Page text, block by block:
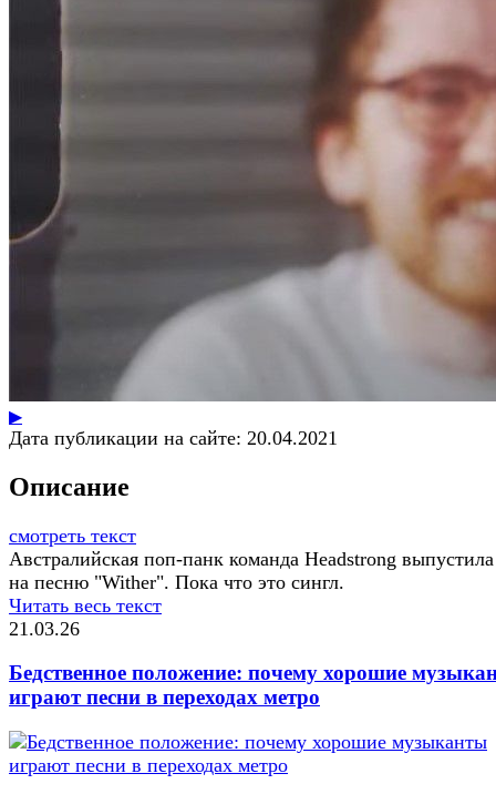
▶
Дата публикации на сайте: 20.04.2021
Описание
смотреть текст
Австралийская поп-панк команда Headstrong
на песню "Wither". Пока что это сингл.
Читать весь текст
21.03.26
Бедственное положение: почему хорошие
играют песни в переходах метро